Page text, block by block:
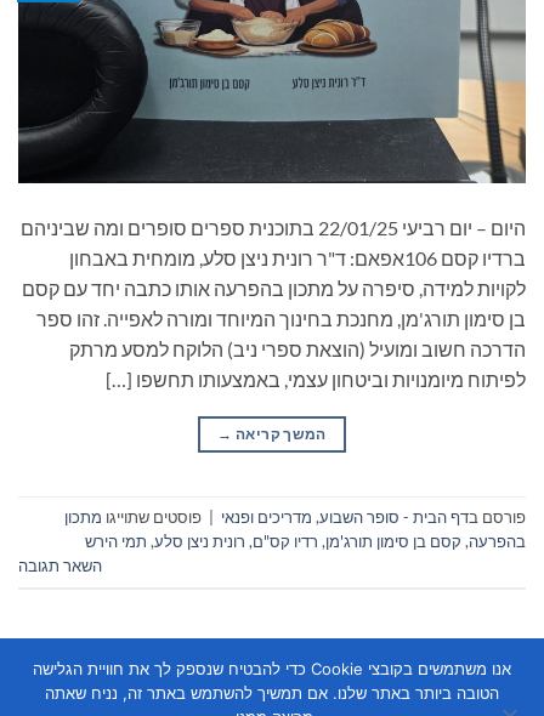
היום – יום רביעי 22/01/25 בתוכנית ספרים סופרים ומה שביניהם
ברדיו קסם 106אפאם: ד"ר רונית ניצן סלע, מומחית באבחון
לקויות למידה, סיפרה על מתכון בהפרעה אותו כתבה יחד עם קסם
בן סימון תורג'מן, מחנכת בחינוך המיוחד ומורה לאפייה. זהו ספר
הדרכה חשוב ומועיל (הוצאת ספרי ניב) הלוקח למסע מרתק
לפיתוח מיומנויות וביטחון עצמי, באמצעותו תחשפו […]
המשך קריאה →
פורסם בדף הבית - סופר השבוע, מדריכים ופנאי פוסטים שתוייגו מתכון
בהפרעה, קסם בן סימון תורג'מן, רדיו קס"ם, רונית ניצן סלע, תמי הירש
השאר תגובה
אנו משתמשים בקובצי Cookie כדי להבטיח שנספק לך את חוויית הגלישה
הטובה ביותר באתר שלנו. אם תמשיך להשתמש באתר זה, נניח שאתה